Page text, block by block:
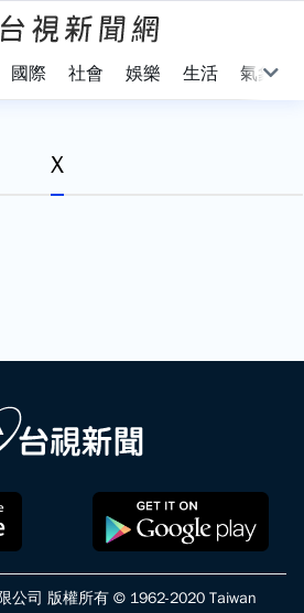
國際 社會 娛樂 生活 氣象
X
公司 版權所有 © 1962-2020 Taiwan